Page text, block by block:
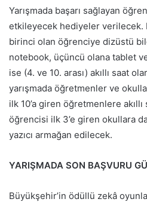
Yarışmada başarı sağlayan
etkileyecek hediyeler verilecek.
birinci olan öğrenciye dizüstü
notebook, üçüncü olana tablet
ise (4. ve 10. arası) akıllı saat
yarışmada öğretmenler ve
ilk 10’a giren öğretmenlere
öğrencisi ilk 3’e giren okullara
yazıcı armağan edilecek.
YARIŞMADA SON BAŞVURU
Büyükşehir’in ödüllü zekâ